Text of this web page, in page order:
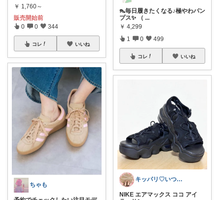
￥ 1,760～
販売開始前
0 0 344
コレ いいね
ちゃも
👠毎日履きたくなる♪極やわパン
プス✨ （ ...
￥ 4,299
1 0 499
コレ いいね
キッパリ♡いつもありがとうございます🌸
NIKE エアマックス ココ アイ